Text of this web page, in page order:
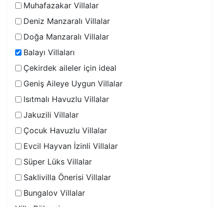
Muhafazakar Villalar
Deniz Manzaralı Villalar
Doğa Manzaralı Villalar
Balayı Villaları
Çekirdek aileler için ideal
Geniş Aileye Uygun Villalar
Isıtmalı Havuzlu Villalar
Jakuzili Villalar
Çocuk Havuzlu Villalar
Evcil Hayvan İzinli Villalar
Süper Lüks Villalar
Saklivilla Önerisi Villalar
Bungalov Villalar